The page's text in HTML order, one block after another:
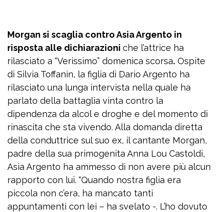
Morgan si scaglia contro Asia Argento in
risposta alle dichiarazioni che l’attrice ha
rilasciato a “Verissimo” domenica scorsa. Ospite
di Silvia Toffanin, la figlia di Dario Argento ha
rilasciato una lunga intervista nella quale ha
parlato della battaglia vinta contro la
dipendenza da alcol e droghe e del momento di
rinascita che sta vivendo. Alla domanda diretta
della conduttrice sul suo ex, il cantante Morgan,
padre della sua primogenita Anna Lou Castoldi,
Asia Argento ha ammesso di non avere più alcun
rapporto con lui. “Quando nostra figlia era
piccola non c’era, ha mancato tanti
appuntamenti con lei – ha svelato -. L’ho dovuto